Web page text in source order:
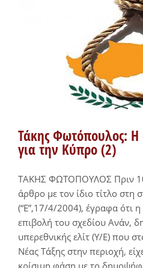
Τάκης Φωτόπουλος: Η
για την Κύπρο (2)
ΤΑΚΗΣ ΦΩΤΟΠΟΥΛΟΣ Πριν
άρθρο με τον ίδιο τίτλο στη
(“Ε”,17/4/2004), έγραφα ότι η
επιβολή του σχεδίου Ανάν,
υπερεθνικής ελίτ (Υ/Ε) που
Νέας Τάξης στην περιοχή,
κρίσιμη φάση με το